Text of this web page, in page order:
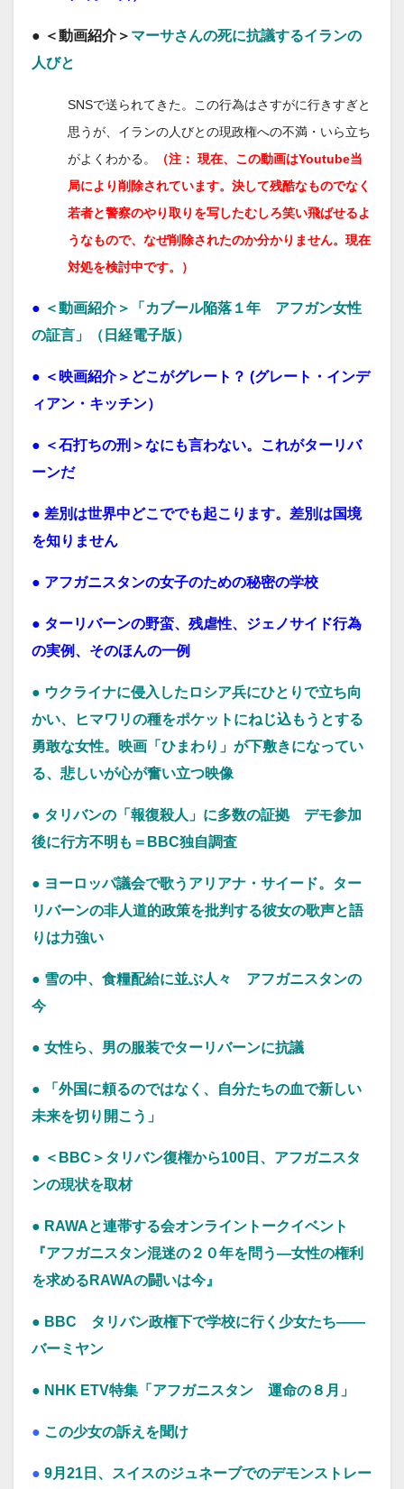
● ＜動画紹介＞ マーサさんの死に抗議するイランの
人びと
SNSで送られてきた。この行為はさすがに行きすぎと
思うが、イランの人びとの現政権への不満・いら立ち
がよくわかる。
（注： 現在、この動画はYoutube当
局により削除されています。決して残酷なものでなく
若者と警察のやり取りを写したむしろ笑い飛ばせるよ
うなもので、なぜ削除されたのか分かりません。現在
対処を検討中です。）
● ＜動画紹介＞「カブール陥落１年 アフガン女性
の証言」（日経電子版）
● ＜映画紹介＞どこがグレート？ (グレート・インデ
ィアン・キッチン）
● ＜石打ちの刑＞なにも言わない。これがターリバ
ーンだ
● 差別は世界中どこででも起こります。差別は国境
を知りません
● アフガニスタンの女子のための秘密の学校
● ターリバーンの野蛮、残虐性、ジェノサイド行為
の実例、そのほんの一例
● ウクライナに侵入したロシア兵にひとりで立ち向
かい、ヒマワリの種をポケットにねじ込もうとする
勇敢な女性。映画「ひまわり」が下敷きになってい
る、悲しいが心が奮い立つ映像
● タリバンの「報復殺人」に多数の証拠 デモ参加
後に行方不明も＝BBC独自調査
● ヨーロッパ議会で歌うアリアナ・サイード。ター
リバーンの非人道的政策を批判する彼女の歌声と語
りは力強い
● 雪の中、食糧配給に並ぶ人々 アフガニスタンの
今
● 女性ら、男の服装でターリバーンに抗議
● 「外国に頼るのではなく、自分たちの血で新しい
未来を切り開こう」
● ＜BBC＞タリバン復権から100日、アフガニスタ
ンの現状を取材
● RAWAと連帯する会オンライントークイベント
『アフガニスタン混迷の２０年を問う―女性の権利
を求めるRAWAの闘いは今』
● BBC タリバン政権下で学校に行く少女たち――
バーミヤン
● NHK ETV特集「アフガニスタン 運命の８月」
● この少女の訴えを聞け
● 9月21日、スイスのジュネーブでのデモンストレー